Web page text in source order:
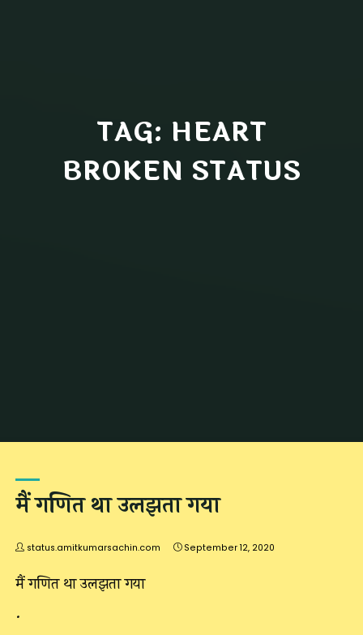
TAG: HEART
BROKEN STATUS
मैं गणित था उलझता गया
status.amitkumarsachin.com September 12, 2020
मैं गणित था उलझता गया
.